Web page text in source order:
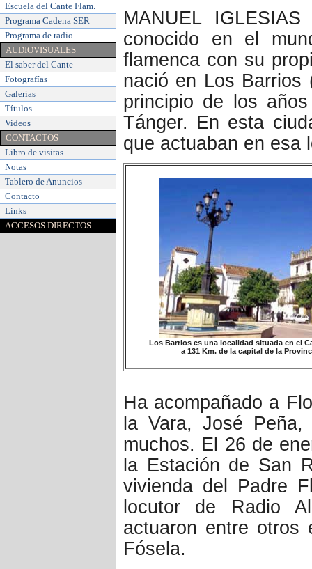
Escuela del Cante Flam.
Programa Cadena SER
Programa de radio
AUDIOVISUALES
El saber del Cante
Fotografías
Galerías
Títulos
Videos
CONTACTOS
Libro de visitas
Notas
Tablero de Anuncios
Contacto
Links
ACCESOS DIRECTOS
MANUEL
conocido en el
flamenca con su
nació en Los
principio de los
Tánger. En esta
que actuaban en esa
Los Barrios es una localidad situada en el
a 131 Km. de la capital de la
Ha acompañado a
la Vara, José
muchos. El 26 de
la Estación de San
vivienda del Padre
locutor de Radio
actuaron entre otros
Fósela.